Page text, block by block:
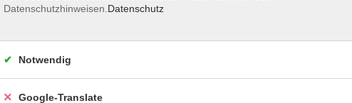
96450 Coburg
info@vhs-coburg.de
Datenschutzhinweisen. Datenschutz
Notwendig
Google-Translate